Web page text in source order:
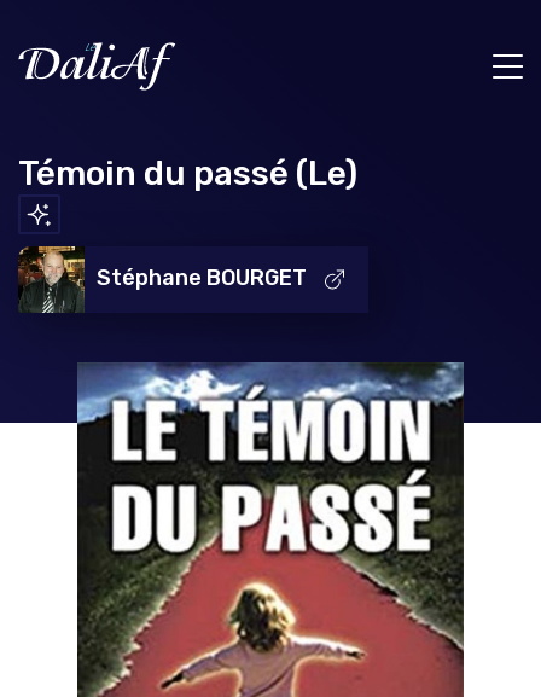
Témoin du passé (Le)
Stéphane BOURGET